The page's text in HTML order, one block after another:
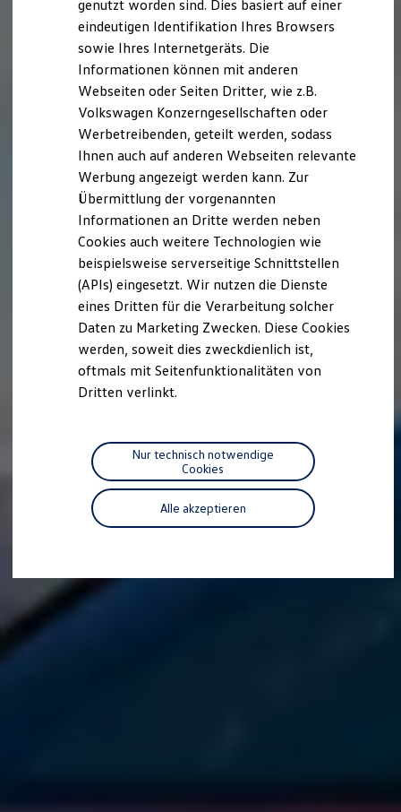
Lifestyle Shop
T-Roc Kollektion
Golf Kollektion
Volkswagen Kollektion
R-Kollektion
GTI Kollektion
Fußball Drop
we drive football
#wedriveproud
Besitzer und Service
myVolkswagen
Software Updates
Service und Ersatzteile
Inspektion und HU/AU
Reparaturen und Checks
Motorenöl und Flüssigkeiten
Räder und Reifen
Pannen- und Unfallhilfe
Economy Service
Volkswagen Teile
Zubehör
Modellspezifisches Zubehör
Individualisieren
Wallbox und Ladekabel
Digitale Extras
Dienste für Ihr Modell finden
Volkswagen Apps, Login und Shop
Handy und Fahrzeug verbinden
Vorgängermodelle
genutzt worden sind. Dies basiert auf einer
eindeutigen Identifikation Ihres Browsers
sowie Ihres Internetgeräts. Die
Informationen können mit anderen
Webseiten oder Seiten Dritter, wie z.B.
Volkswagen Konzerngesellschaften oder
Werbetreibenden, geteilt werden, sodass
Ihnen auch auf anderen Webseiten relevante
Werbung angezeigt werden kann. Zur
Übermittlung der vorgenannten
Informationen an Dritte werden neben
Cookies auch weitere Technologien wie
beispielsweise serverseitige Schnittstellen
(APIs) eingesetzt. Wir nutzen die Dienste
eines Dritten für die Verarbeitung solcher
Daten zu Marketing Zwecken. Diese Cookies
werden, soweit dies zweckdienlich ist,
oftmals mit Seitenfunktionalitäten von
Dritten verlinkt.
Alle akzeptieren
Nur technisch notwendige
Cookies